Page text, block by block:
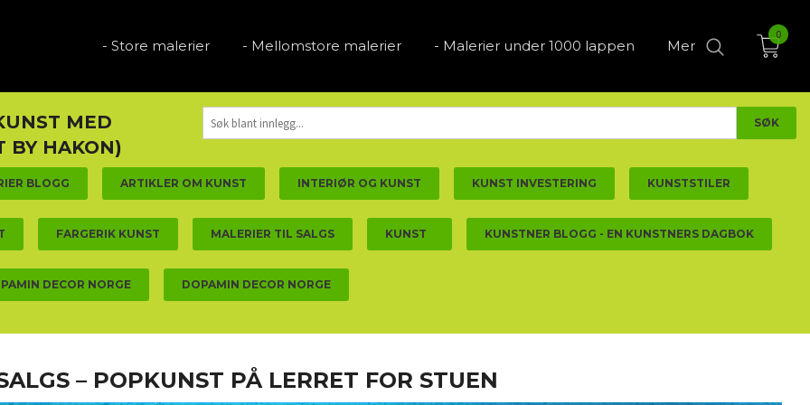
- Store malerier - Mellomstore malerier - Malerier under 1000 lappen Mer
0
MED
BY HAKON)
BLOGG ARTIKLER OM KUNST INTERIØR OG KUNST KUNST INVESTERING KUNSTSTILER
FARGERIK KUNST MALERIER TIL SALGS KUNST KUNSTNER BLOGG - EN KUNSTNERS DAGBOK
DECOR NORGE DOPAMIN DECOR NORGE
– POPKUNST PÅ LERRET FOR STUEN